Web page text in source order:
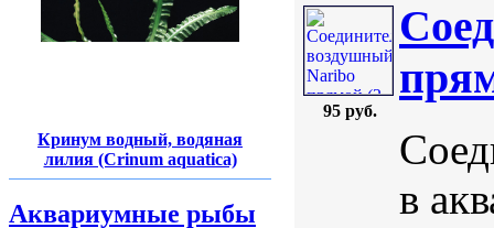
Кринум водный, водяная
лилия (Crinum aquatica)
Аквариумные рыбы
95 руб.
в